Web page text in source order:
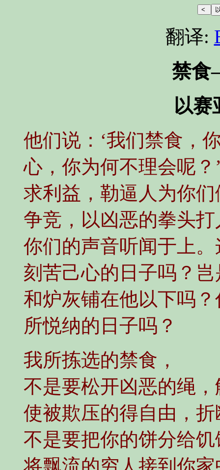
翻译:
禁
以赛
他们说：‘我们禁食，
心，你为何不理会呢
求利益，勒逼人为你
争竞，以凶恶的拳头
你们的声音听闻于上
刻苦己心的日子吗？
和炉灰铺在他以下吗
所悦纳的日子吗？
我所拣选的禁食，
不是要松开凶恶的绳
使被欺压的得自由，
不是要把你的饼分给